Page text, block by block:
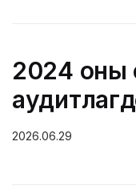
2024 оны
2026.06.29